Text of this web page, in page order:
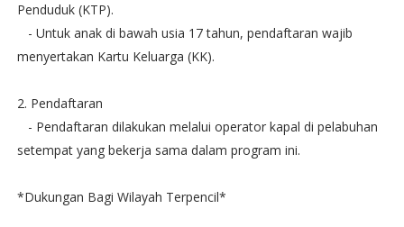
Penduduk (KTP).
- Untuk anak di bawah usia 17 tahun, pendaftaran wajib
menyertakan Kartu Keluarga (KK).
2. Pendaftaran
- Pendaftaran dilakukan melalui operator kapal di pelabuhan
setempat yang bekerja sama dalam program ini.
*Dukungan Bagi Wilayah Terpencil*